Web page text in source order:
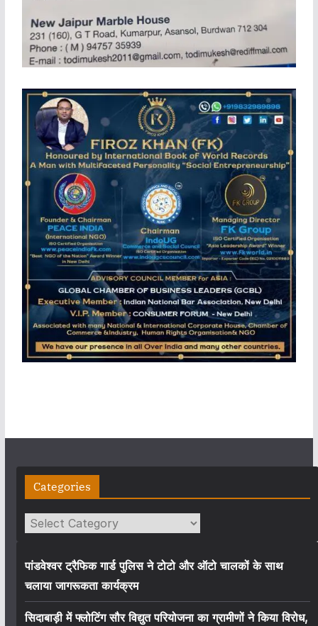
Categories
Categories
पांडवेश्वर ट्रैफिक गार्ड पुलिस ने टोटो और ऑटो चालकों के साथ
चलाया जागरूकता कार्यक्रम
सिदाबाड़ी में फ्लोटिंग सौर विद्युत परियोजना का ग्रामीणों ने किया विरोध,